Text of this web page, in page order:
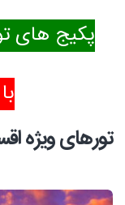
پکیج های
تورهای ویژه